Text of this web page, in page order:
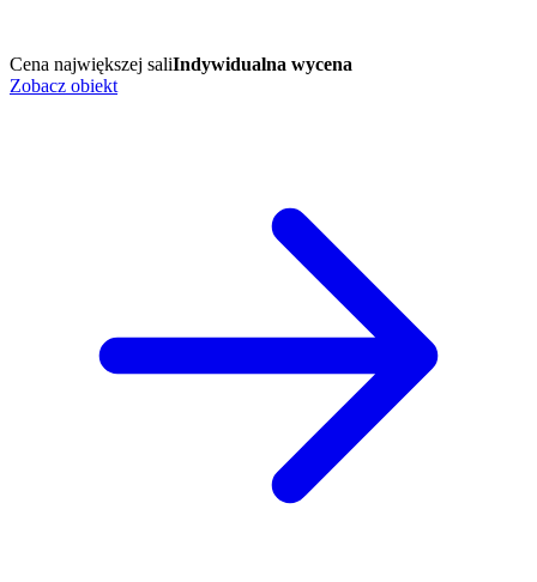
Cena największej saliIndywidualna wycena
Zobacz obiekt